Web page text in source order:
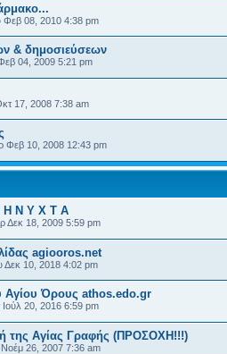
Φεβ 08, 2010 4:38 pm
& δημοσιεύσεων
04, 2009 5:21 pm
17, 2008 7:38 am
Φεβ 10, 2008 12:43 pm
Η Ν Υ Χ Τ Α
Δεκ 18, 2009 5:59 pm
agiooros.net
Δεκ 10, 2018 4:02 pm
Αγίου Όρους athos.edo.gr
Ιούλ 20, 2016 6:59 pm
της Αγίας Γραφής (ΠΡΟΣΟΧΗ!!!)
26, 2007 7:36 am